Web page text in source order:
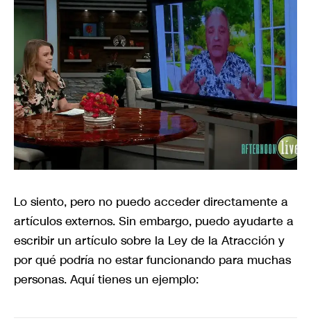
Lo siento, pero no puedo acceder directamente a
artículos externos. Sin embargo, puedo ayudarte a
escribir un artículo sobre la Ley de la Atracción y
por qué podría no estar funcionando para muchas
personas. Aquí tienes un ejemplo: